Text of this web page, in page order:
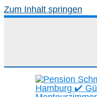
Zum Inhalt springen